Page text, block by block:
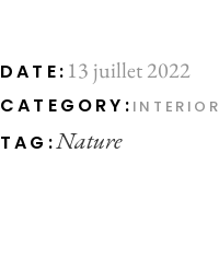
DATE: 13 juillet 2022
CATEGORY: INTERIOR
TAG:Nature